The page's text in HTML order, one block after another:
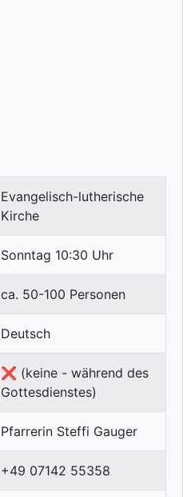
Evangelisch-lutherische
Kirche
Sonntag 10:30 Uhr
ca. 50-100 Personen
Deutsch
❌ (keine - während des
Gottesdienstes)
Pfarrerin Steffi Gauger
+49 07142 55358